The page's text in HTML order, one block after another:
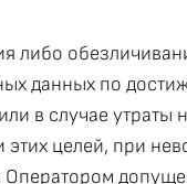
либо
данных по
в случае утраты
этих целей, при
Оператором